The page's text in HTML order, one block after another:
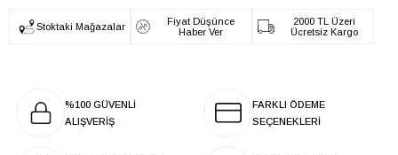
Stoktaki Mağazalar
Fiyat Düşünce
Haber Ver
2000 TL Üzeri
Ücretsiz Kargo
%100 GÜVENLİ
ALIŞVERİŞ
FARKLI ÖDEME
SEÇENEKLERİ